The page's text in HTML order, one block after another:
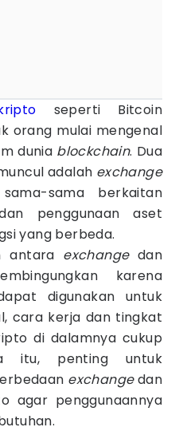
seperti Bitcoin
orang mulai mengenal
dunia blockchain. Dua
adalah exchange
sama berkaitan
penggunaan aset
yang berbeda.
antara exchangedan
karena
digunakan untuk
cara kerja dan tingkat
di dalamnya cukup
itu, penting untuk
exchangedan
agar penggunaannya